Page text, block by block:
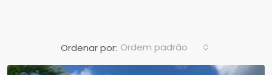
Ordenar por: Ordem padrão